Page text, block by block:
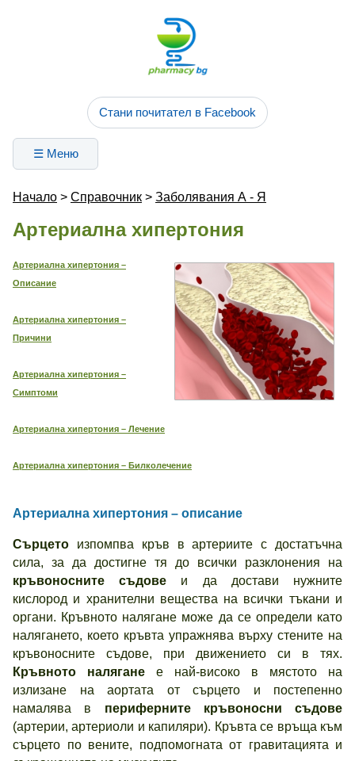
Стани почитател в Facebook
☰ Меню
Начало > Справочник > Заболявания А - Я
Артериална хипертония
Артериална хипертония –
Описание
Артериална хипертония –
Причини
Артериална хипертония –
Симптоми
Артериална хипертония – Лечение
Артериална хипертония – Билколечение
Артериална хипертония – описание
Сърцето изпомпва кръв в артериите с достатъчна
сила, за да достигне тя до всички разклонения на
кръвоносните съдове и да достави нужните
кислород и хранителни вещества на всички тъкани и
органи. Кръвното налягане може да се определи като
налягането, което кръвта упражнява върху стените на
кръвоносните съдове, при движението си в тях.
Кръвното налягане е най-високо в мястото на
излизане на аортата от сърцето и постепенно
намалява в периферните кръвоносни съдове
(артерии, артериоли и капиляри). Кръвта се връща към
сърцето по вените, подпомогната от гравитацията и